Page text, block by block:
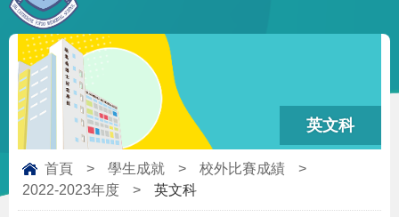
英文科
首頁 > 學生成就 > 校外比賽成績
>
2022-2023年度
> 英文科